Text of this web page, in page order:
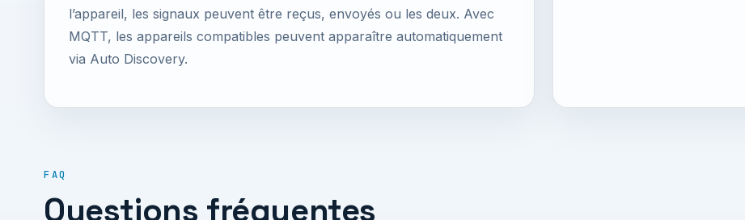
l’appareil, les signaux peuvent être reçus, envoyés ou les deux. Avec
MQTT, les appareils compatibles peuvent apparaître automatiquement
via Auto Discovery.
FAQ
Questions fréquentes